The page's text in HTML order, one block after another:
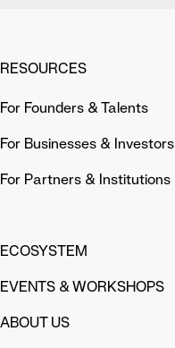
RESOURCES
For Founders & Talents
For Businesses & Investors
For Partners & Institutions
ECOSYSTEM
EVENTS & WORKSHOPS
ABOUT US